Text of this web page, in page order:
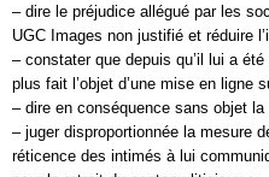
– dire le préjudice allégué par les
UGC Images non justifié et réduire
– constater que depuis qu’il lui a
plus fait l’objet d’une mise en ligne
– dire en conséquence sans objet la
– juger disproportionnée la mesure
réticence des intimés à lui